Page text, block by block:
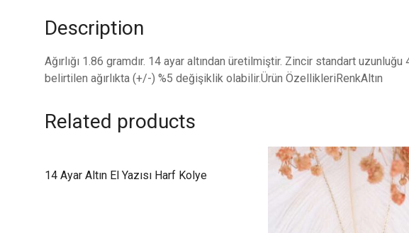
Description
Ağırlığı 1.86 gramdır. 14 ayar altından üretilmiştir. Zincir standart
belirtilen ağırlıkta (+/-) %5 değişiklik olabilir.Ürün ÖzellikleriRenkAltın
Related products
14 Ayar Altın El Yazısı Harf Kolye